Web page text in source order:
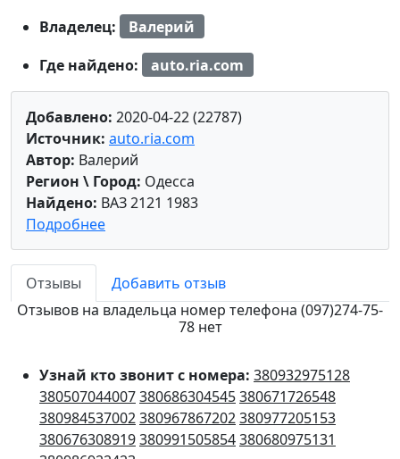
Владелец:
Валерий
Где найдено:
auto.ria.com
Добавлено: 2020-04-22 (22787)
Источник: auto.ria.com
Автор: Валерий
Регион \ Город: Одесса
Найдено: ВАЗ 2121 1983
Подробнее
Отзывы
Добавить отзыв
Отзывов на владельца номер телефона (097)274-75-
78 нет
Узнай кто звонит с номера: 380932975128
380507044007380686304545380671726548
380984537002380967867202380977205153
380676308919380991505854380680975131